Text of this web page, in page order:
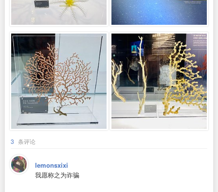
3 条评论
lemonsxixi
我愿称之为诈骗